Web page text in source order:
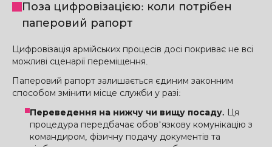
Поза цифровізацією: коли потрібен
паперовий рапорт
Цифровізація армійських процесів досі покриває не всі
можливі сценарії переміщення.
Паперовий рапорт залишається єдиним законним
способом змінити місце служби у разі:
Переведення на нижчу чи вищу посаду. Ця
процедура передбачає обов’язкову комунікацію з
командиром, фізичну подачу документів та